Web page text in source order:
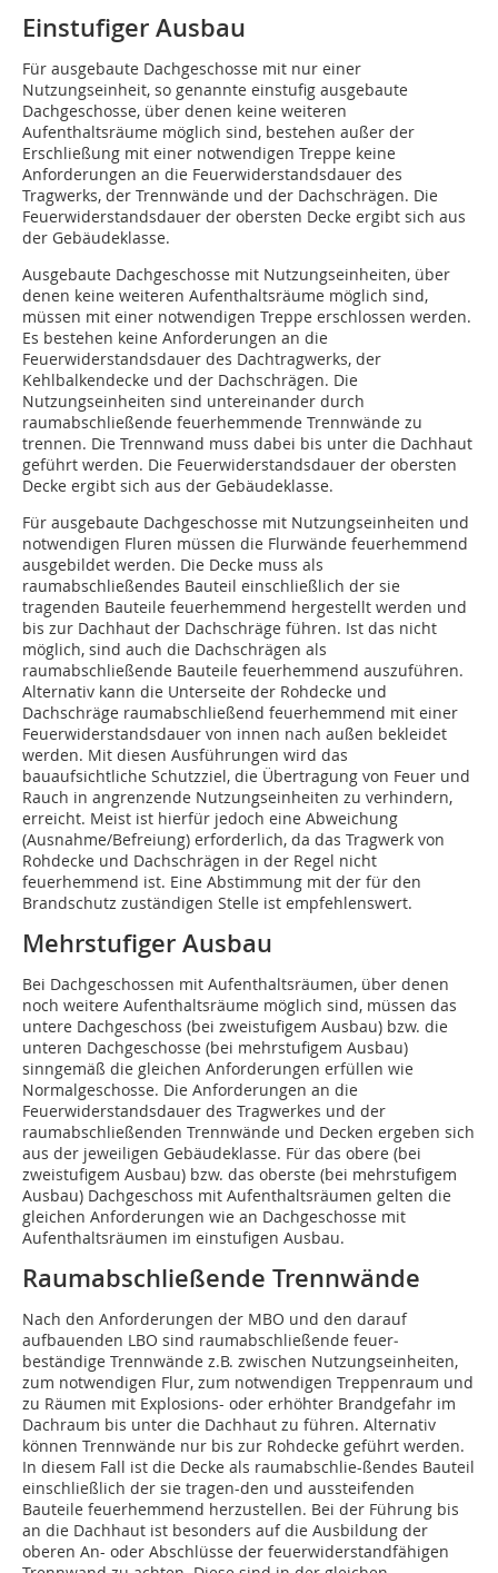
Einstufiger Ausbau
Für ausgebaute Dachgeschosse mit nur einer
Nutzungseinheit, so genannte einstufig ausgebaute
Dachgeschosse, über denen keine weiteren
Aufenthaltsräume möglich sind, bestehen außer der
Erschließung mit einer notwendigen Treppe keine
Anforderungen an die Feuerwiderstandsdauer des
Tragwerks, der Trennwände und der Dachschrägen. Die
Feuerwiderstandsdauer der obersten Decke ergibt sich aus
der Gebäudeklasse.
Ausgebaute Dachgeschosse mit Nutzungs­einheiten, über
denen keine weiteren Aufenthaltsräume möglich sind,
müssen mit einer notwendigen Treppe erschlossen werden.
Es bestehen keine Anforderungen an die
Feuerwiderstandsdauer des Dachtragwerks, der
Kehlbalkendecke und der Dachschrägen. Die
Nutzungseinheiten sind untereinander durch
raumabschließende feuerhemmende Trennwände zu
trennen. Die Trennwand muss dabei bis unter die Dachhaut
geführt werden. Die Feuerwiderstandsdauer der obersten
Decke ergibt sich aus der Gebäudeklasse.
Für ausgebaute Dachgeschosse mit Nutzungseinheiten und
notwendigen Fluren müssen die Flurwände feuerhemmend
ausgebildet werden. Die Decke muss als
raumabschließendes Bauteil einschließlich der sie
tragenden Bauteile feuerhemmend hergestellt werden und
bis zur Dachhaut der Dachschräge führen. Ist das nicht
möglich, sind auch die Dachschrägen als
raumabschließende Bauteile feuerhemmend auszuführen.
Alternativ kann die Unterseite der Rohdecke und
Dachschräge raumabschließend feuerhemmend mit einer
Feuerwiderstandsdauer von innen nach außen bekleidet
werden. Mit diesen Ausführungen wird das
bauaufsichtliche Schutzziel, die Übertragung von Feuer und
Rauch in angrenzen­de Nutzungseinheiten zu verhindern,
erreicht. Meist ist hierfür jedoch eine Abweichung
(Ausnahme/Befreiung) erforderlich, da das Tragwerk von
Rohdecke und Dachschrägen in der Regel nicht
feuerhemmend ist. Eine Abstimmung mit der für den
Brandschutz zuständigen Stelle ist empfehlenswert.
Mehrstufiger Ausbau
Bei Dachgeschossen mit Aufenthaltsräumen, über denen
noch weitere Aufenthaltsräume möglich sind, müssen das
untere Dachgeschoss (bei zweistufigem Ausbau) bzw. die
unteren Dachgeschosse (bei mehrstufigem Ausbau)
sinngemäß die gleichen Anforderungen erfüllen wie
Normalgeschosse. Die Anforderungen an die
Feuerwiderstandsdauer des Tragwerkes und der
raumabschließenden Trennwände und Decken ergeben sich
aus der jeweiligen Gebäudeklasse. Für das obere (bei
zweistufigem Ausbau) bzw. das oberste (bei mehrstufigem
Ausbau) Dachgeschoss mit Aufenthaltsräumen gelten die
gleichen Anforderungen wie an Dachgeschosse mit
Aufenthaltsräumen im einstufigen Ausbau.
Raumabschließende Trennwände
Nach den Anforderungen der MBO und den darauf
aufbauenden LBO sind raumabschließende feuer­
beständige Trennwände z.B. zwischen Nut­zungs­einheiten,
zum notwendigen Flur, zum notwen­digen Treppenraum und
zu Räumen mit Explosions- oder erhöhter Brandgefahr im
Dachraum bis unter die Dach­haut zu führen. Alternativ
können Trennwände nur bis zur Rohdecke geführt werden.
In diesem Fall ist die Decke als raumabschlie-ßendes Bauteil
einschließlich der sie tragen-den und aussteifenden
Bauteile feuerhemmend herzustellen. Bei der Führung bis
an die Dachhaut ist besonders auf die Ausbildung der
oberen An- oder Abschlüsse der feuerwiderstandfähigen